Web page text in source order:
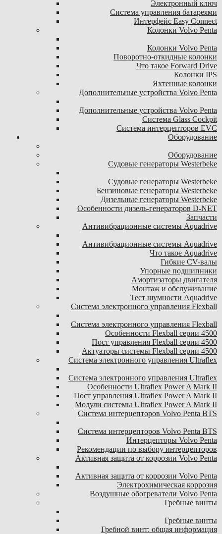
Электронный ключ
Система управления батареями
Интерфейс Easy Connect
Колонки Volvo Penta
Колонки Volvo Penta
Поворотно-откидные колонки
Что такое Forward Drive
Колонки IPS
Яхтенные колонки
Дополнительные устройства Volvo Penta
Дополнительные устройства Volvo Penta
Система Glass Cockpit
Система интерцепторов EVC
Оборудование
Оборудование
Судовые генераторы Westerbeke
Судовые генераторы Westerbeke
Бензиновые генераторы Westerbeke
Дизельные генераторы Westerbeke
Особенности дизель-генераторов D-NET
Запчасти
Антивибрационные системы Aquadrive
Антивибрационные системы Aquadrive
Что такое Aquadrive
Гибкие CV-валы
Упорные подшипники
Амортизаторы двигателя
Монтаж и обслуживание
Тест шумности Aquadrive
Система электронного управления Flexball
Система электронного управления Flexball
Особенности Flexball серии 4500
Пост управления Flexball серии 4500
Актуаторы системы Flexball серии 4500
Система электронного управления Ultraflex
Система электронного управления Ultraflex
Особенности Ultraflex Power A Mark II
Пост управления Ultraflex Power A Mark II
Модули системы Ultraflex Power A Mark II
Система интерцепторов Volvo Penta BTS
Система интерцепторов Volvo Penta BTS
Интерцепторы Volvo Penta
Рекомендации по выбору интерцепторов
Активная защита от коррозии Volvo Penta
Активная защита от коррозии Volvo Penta
Электрохимическая коррозия
Воздушные обогреватели Volvo Penta
Гребные винты
Гребные винты
Гребной винт: общая информация